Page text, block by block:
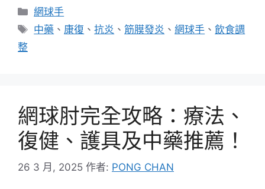
分
類
網球手
標
中藥 、 康復 、抗炎 、筋膜發炎 、網球手 、飲食調
整
網球肘完全攻略：療法、
復健、護具及中藥推薦！
26 3 月, 2025 作者: PONG CHAN